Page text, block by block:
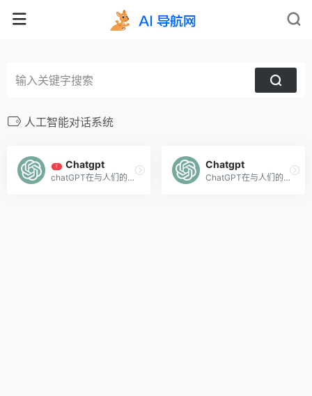
人工智能对话系统
T Chatgpt
chatGPT在与人们的对话中可以理解较为复杂的语句内容，比如有多层语法嵌套的句子。同时，ChatGPT拥有一定联系上下文理解语境的能力，可以针对一个问题不断深入交流。
Chatgpt
ChatGPT在与人们的对话中可以理解较为复杂的语句内容，比如有多层语法嵌套的句子。同时，ChatGPT拥有一定联系上下文理解语境的能力，可以针对一个问题不断深入交流。